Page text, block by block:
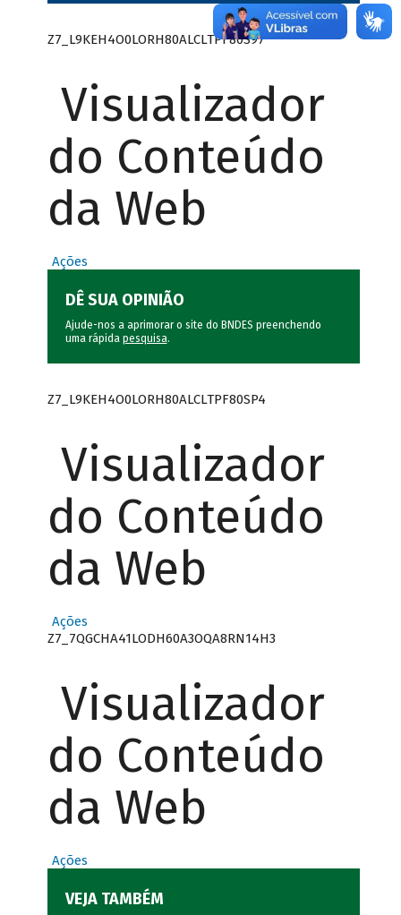
Z7_L9KEH4O0LORH80ALCLTPF80S97
Visualizador
do Conteúdo
da Web
Ações
DÊ SUA OPINIÃO
Ajude-nos a aprimorar o site do BNDES preenchendo
uma rápida pesquisa.
Z7_L9KEH4O0LORH80ALCLTPF80SP4
Visualizador
do Conteúdo
da Web
Ações
Z7_7QGCHA41LODH60A3OQA8RN14H3
Visualizador
do Conteúdo
da Web
Ações
VEJA TAMBÉM